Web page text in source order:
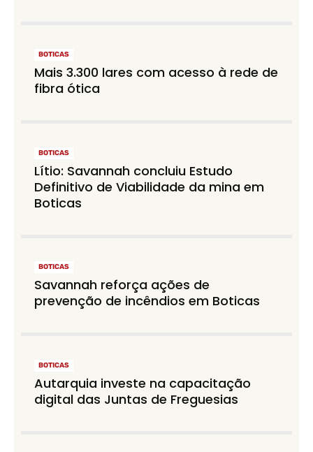
BOTICAS
Mais 3.300 lares com acesso à rede de
fibra ótica
BOTICAS
Lítio: Savannah concluiu Estudo
Definitivo de Viabilidade da mina em
Boticas
BOTICAS
Savannah reforça ações de
prevenção de incêndios em Boticas
BOTICAS
Autarquia investe na capacitação
digital das Juntas de Freguesias